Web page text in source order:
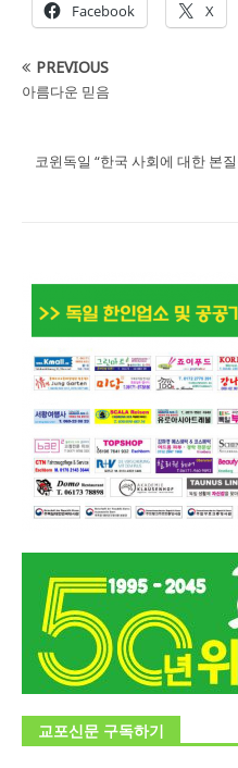
Facebook X
PREVIOUS
아름다운 믿음
코윈독일 “한국 사회에 대한 본
교포신문 구독하기